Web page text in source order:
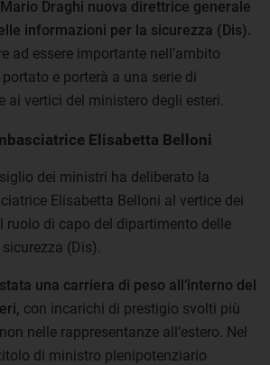
Draghi nuova direttrice generale
informazioni per la sicurezza (Dis).
ad essere importante nell’ambito
portato e porterà a una serie di
ai vertici del ministero degli esteri.
Elisabetta Belloni
dei ministri ha deliberato la
Elisabetta Belloni al vertice dei
ruolo di capo del dipartimento delle
(Dis).
una carriera di peso all’interno del
con incarichi di prestigio svolti più
nelle rappresentanze all’estero. Nel
di ministro plenipotenziario